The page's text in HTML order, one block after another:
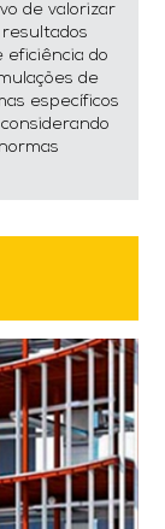
de valorizar
eficiência do
de
específicos